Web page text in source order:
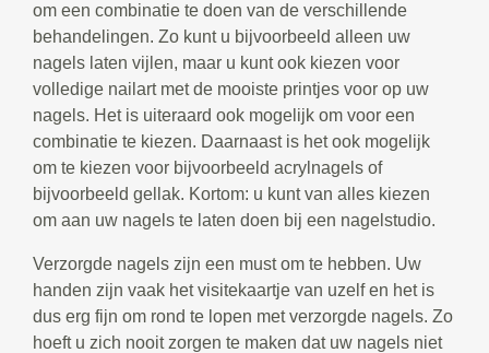
om een combinatie te doen van de verschillende
behandelingen. Zo kunt u bijvoorbeeld alleen uw
nagels laten vijlen, maar u kunt ook kiezen voor
volledige nailart met de mooiste printjes voor op uw
nagels. Het is uiteraard ook mogelijk om voor een
combinatie te kiezen. Daarnaast is het ook mogelijk
om te kiezen voor bijvoorbeeld acrylnagels of
bijvoorbeeld gellak. Kortom: u kunt van alles kiezen
om aan uw nagels te laten doen bij een nagelstudio.
Verzorgde nagels zijn een must om te hebben. Uw
handen zijn vaak het visitekaartje van uzelf en het is
dus erg fijn om rond te lopen met verzorgde nagels. Zo
hoeft u zich nooit zorgen te maken dat uw nagels niet